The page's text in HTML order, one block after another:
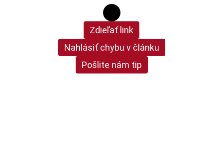
Zdieľať link
Nahlásiť chybu v článku
Pošlite nám tip